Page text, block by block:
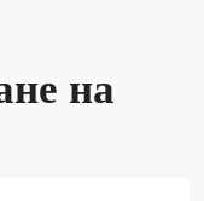
на